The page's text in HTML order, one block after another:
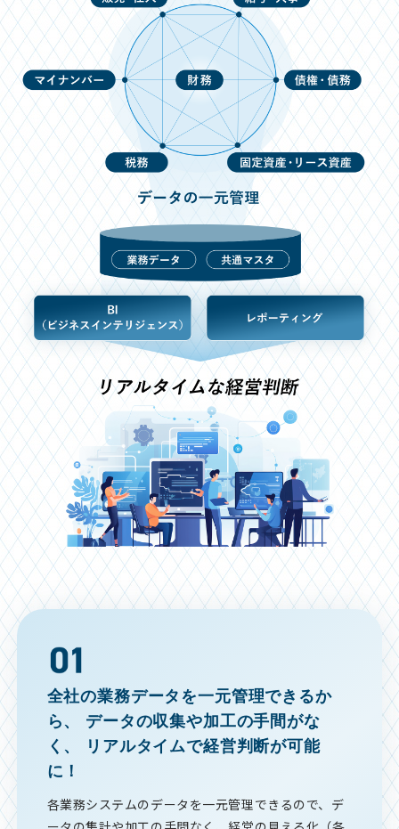
全社の業務データを一元管理できるか
ら、
データの収集や加工の手間がな
く、
リアルタイムで経営判断が可能
に！
各業務システムのデータを一元管理できるので、デ